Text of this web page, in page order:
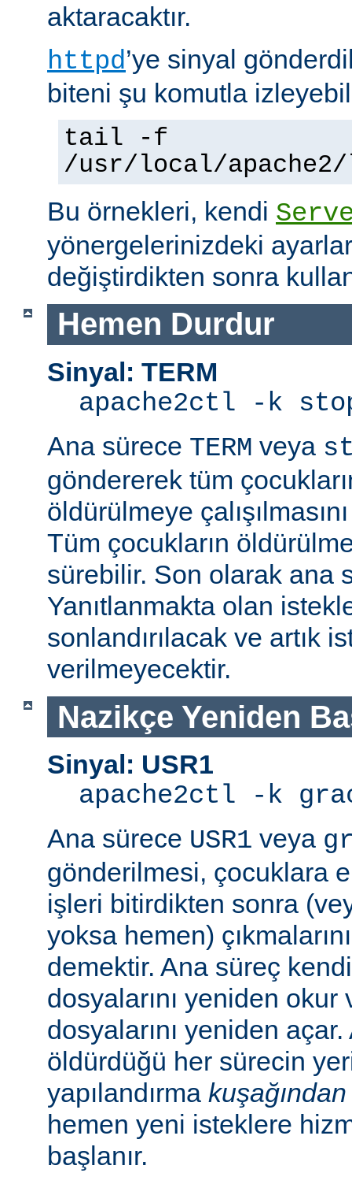
aktaracaktır.
httpd’ye sinyal
biteni şu komutla
tail -f
/usr/local/
Bu örnekleri, kendi
yönergelerinizdeki
değiştirdikten sonra
Hemen Durdur
Sinyal: TERM
apache2ctl -k
Ana sürece TERM veya
göndererek tüm
öldürülmeye
Tüm çocukların
sürebilir. Son olarak ana
Yanıtlanmakta olan
sonlandırılacak ve artık
verilmeyecektir.
Nazikçe Yeniden
Sinyal: USR1
apache2ctl -k
Ana sürece USR1 veya
gönderilmesi, çocuklara
işleri bitirdikten sonra
yoksa hemen)
demektir. Ana süreç
dosyalarını yeniden
dosyalarını yeniden
öldürdüğü her sürecin
yapılandırma kuşağından
hemen yeni isteklere
başlanır.